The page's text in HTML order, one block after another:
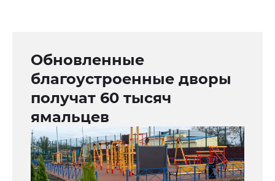
Обновленные
благоустроенные дворы
получат 60 тысяч
ямальцев